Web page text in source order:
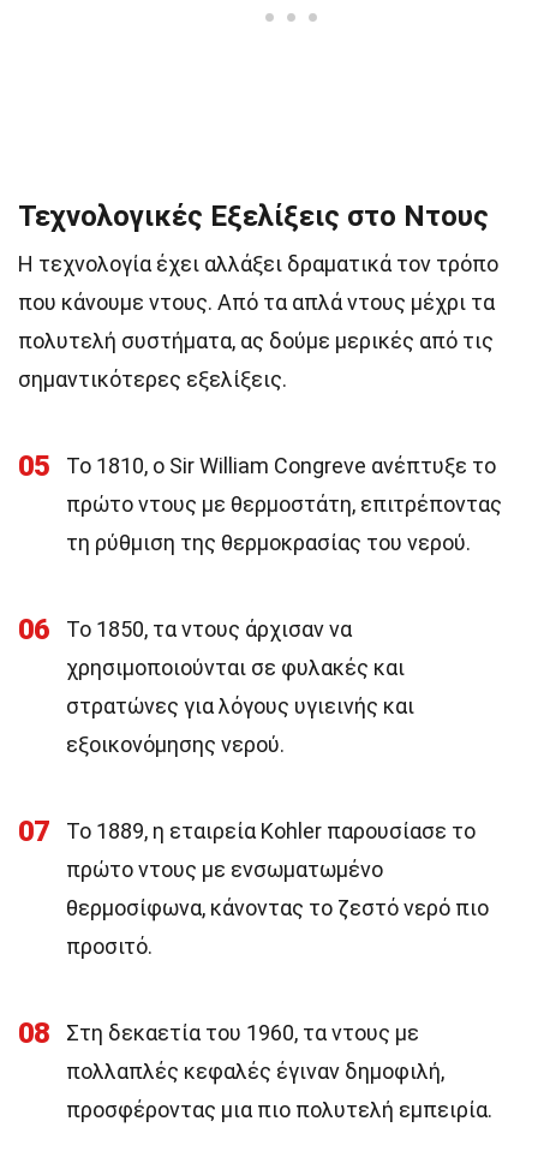
Τεχνολογικές Εξελίξεις στο Ντους
Η τεχνολογία έχει αλλάξει δραματικά τον τρόπο
που κάνουμε ντους. Από τα απλά ντους μέχρι τα
πολυτελή συστήματα, ας δούμε μερικές από τις
σημαντικότερες εξελίξεις.
05
Το 1810, ο Sir William Congreve ανέπτυξε το
πρώτο ντους με θερμοστάτη, επιτρέποντας
τη ρύθμιση της θερμοκρασίας του νερού.
06
Το 1850, τα ντους άρχισαν να
χρησιμοποιούνται σε φυλακές και
στρατώνες για λόγους υγιεινής και
εξοικονόμησης νερού.
07
Το 1889, η εταιρεία Kohler παρουσίασε το
πρώτο ντους με ενσωματωμένο
θερμοσίφωνα, κάνοντας το ζεστό νερό πιο
προσιτό.
08
Στη δεκαετία του 1960, τα ντους με
πολλαπλές κεφαλές έγιναν δημοφιλή,
προσφέροντας μια πιο πολυτελή εμπειρία.